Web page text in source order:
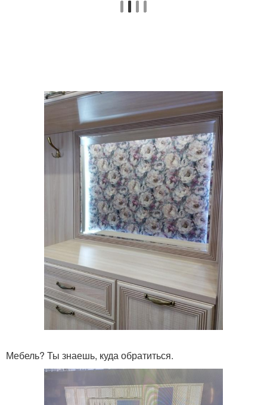
Мебель? Ты знаешь, куда обратиться.